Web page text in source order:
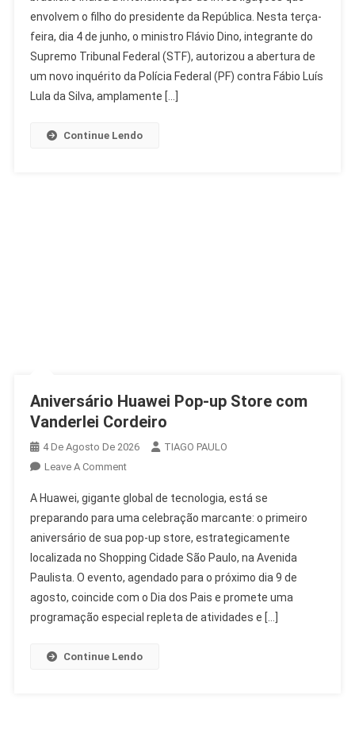
Autoriza
Novo
Inquérito
Da
envolvem o filho do presidente da República. Nesta terça-
feira, dia 4 de junho, o ministro Flávio Dino, integrante do
Supremo Tribunal Federal (STF), autorizou a abertura de
um novo inquérito da Polícia Federal (PF) contra Fábio Luís
Lula da Silva, amplamente […]
Continue Lendo
Aniversário Huawei Pop-up Store com
Vanderlei Cordeiro
4 De Agosto De 2026
TIAGO PAULO
Leave A CommentOn
Huawei
Pop-
Up
Store
Com
Vanderlei
Cordeiro
A Huawei, gigante global de tecnologia, está se
preparando para uma celebração marcante: o primeiro
aniversário de sua pop-up store, estrategicamente
localizada no Shopping Cidade São Paulo, na Avenida
Paulista. O evento, agendado para o próximo dia 9 de
agosto, coincide com o Dia dos Pais e promete uma
programação especial repleta de atividades e […]
Continue Lendo